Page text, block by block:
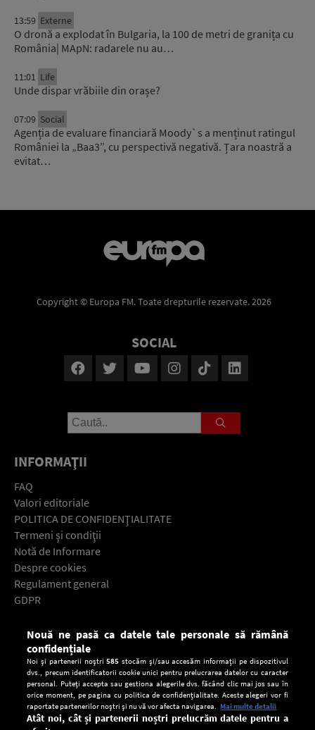
13:59 Externe
O dronă a explodat în Bulgaria, la 100 de metri de granița cu
România| MApN: radarele nu au…
11:01 Life
Unde dispar vrăbiile din orașe?
07:09 Social
Agenția de evaluare financiară Moody`s a menținut ratingul
României la „Baa3”, cu perspectivă negativă. Țara noastră a
evitat…
Copyright © Europa FM. Toate drepturile rezervate. 2026
SOCIAL
INFORMAŢII
FAQ
Valori editoriale
POLITICA DE CONFIDENŢIALITATE
Termeni şi condiţii
Notă de Informare
Despre cookies
Regulament general
GDPR
Descarcă gratuit aplicaţia Europa FM pentru smartphone:
Nouă ne pasă ca datele tale personale să rămână
confidențiale
Noi și partenerii noștri585 stocăm și/sau accesăm informații pe dispozitivul
dvs., precum identificatorii cookie unici pentru prelucrarea datelor cu caracter
personal. Puteți accepta sau gestiona alegerile dvs. făcând clic mai jos sau în
orice moment, pe pagina cu politica de confidențialitate. Aceste alegeri vor fi
raportate partenerilor noștri și nu vă vor afecta navigarea. Mai multe detalii
Atât noi, cât și partenerii noștri prelucrăm datele pentru a